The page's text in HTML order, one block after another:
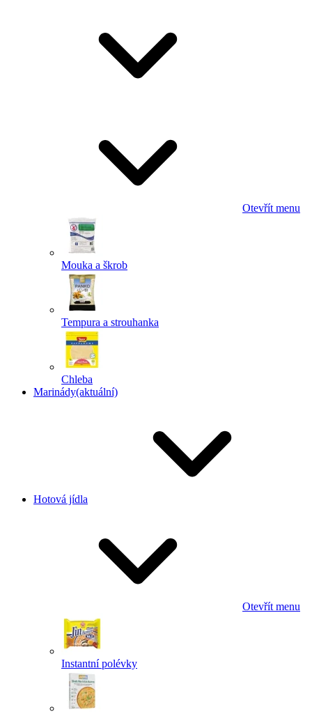
Otevřít menu
Mouka a škrob
Tempura a strouhanka
Chleba
Marinády(aktuální)
Hotová jídla
Otevřít menu
Instantní polévky
Powered by chaterimo